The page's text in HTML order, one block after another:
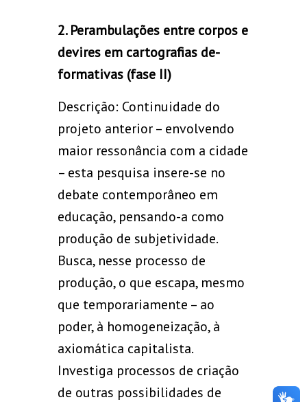
2. Perambulações entre corpos e
devires em cartografias de-
formativas (fase II)
Descrição: Continuidade do
projeto anterior – envolvendo
maior ressonância com a cidade
– esta pesquisa insere-se no
debate contemporâneo em
educação, pensando-a como
produção de subjetividade.
Busca, nesse processo de
produção, o que escapa, mesmo
que temporariamente – ao
poder, à homogeneização, à
axiomática capitalista.
Investiga processos de criação
de outras possibilidades de